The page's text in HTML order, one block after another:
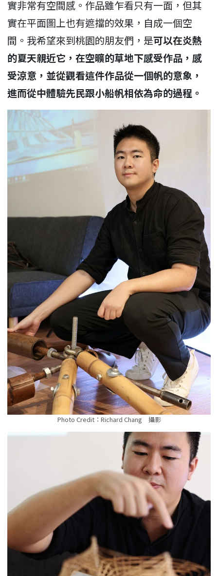
實非常有空間感。作品雖乍看只有一面，但其
實在平面圖上也有遮擋的效果，自成一個空
間。我希望來到桃園的朋友們，是可以在炎熱
的夏天親近它，在空曠的草地下感受作品，感
受涼意，並從觀看這件作品從一個帆的意象，
進而從中體驗先民跟小船帆相依為命的過程。
Photo Credit：Richard Chang 攝影